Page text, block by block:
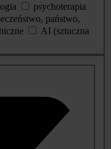
psychoterapia
państwo,
AI (sztuczna